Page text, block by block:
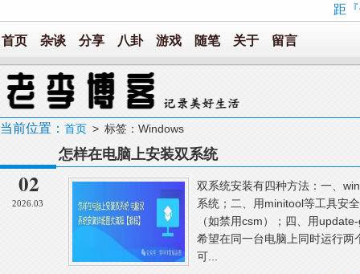
距
首页 杂谈 分享 八卦 游戏 随笔 关于 留言
当前位置： 首页 > 标签：Windows
02
2026.03
怎样在电脑上安装双系统
双系统安装有四种方法：一、
系统；二、用minitool等工具安
（如禁用csm）；四、用
希望在同一台电脑上同时运行
可...